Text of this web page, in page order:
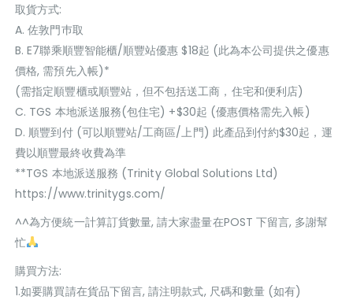
取貨方式:
A. 佐敦門巿取
B. E7聯乘順豐智能櫃/順豐站優惠 $18起 (此為本公司提供之優惠
價格, 需預先入帳)*
(需指定順豐櫃或順豐站，但不包括送工商，住宅和便利店)
C. TGS 本地派送服務(包住宅) +$30起 (優惠價格需先入帳)
D. 順豐到付 (可以順豐站/工商區/上門) 此產品到付約$30起，運
費以順豐最終收費為準
**TGS 本地派送服務 (Trinity Global Solutions Ltd)
https://www.trinitygs.com/
^^為方便統一計算訂貨數量, 請大家盡量在POST 下留言, 多謝幫
忙
購買方法:
1.如要購買請在貨品下留言, 請注明款式, 尺碼和數量 (如有)